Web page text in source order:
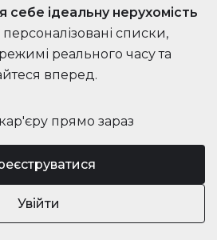
прямо зараз
Увійти
себе ідеальну нерухомість
списки,
реального часу та
вперед.